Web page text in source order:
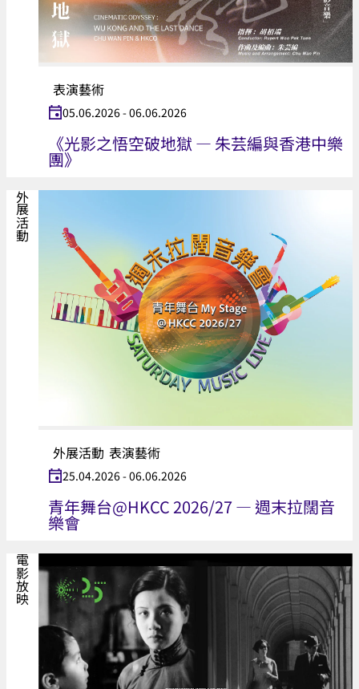
表演藝術
05.06.2026 - 06.06.2026
《光影之悟空破地獄 — 朱芸編與香港中樂
團》
外展活動
外展活動 表演藝術
25.04.2026 - 06.06.2026
青年舞台@HKCC 2026/27 — 週末拉闊音
樂會
電影放映